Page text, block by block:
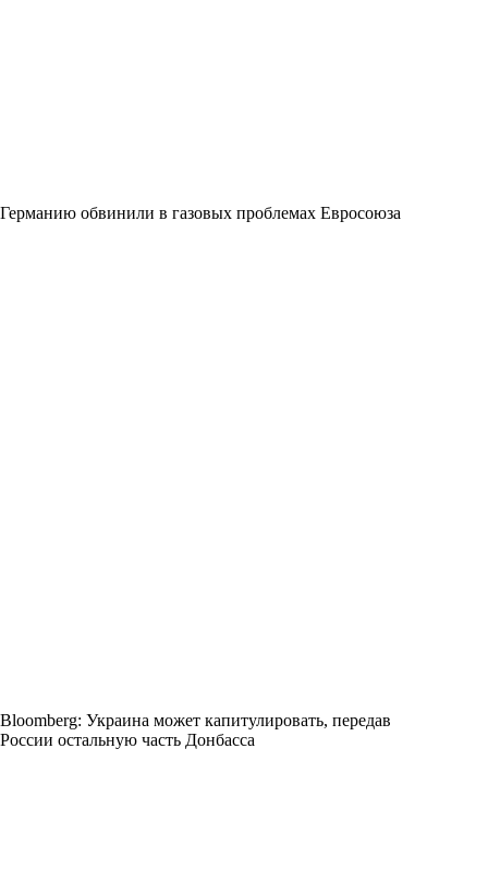
Германию обвинили в газовых проблемах Евросоюза
Bloomberg: Украина может капитулировать, передав
России остальную часть Донбасса